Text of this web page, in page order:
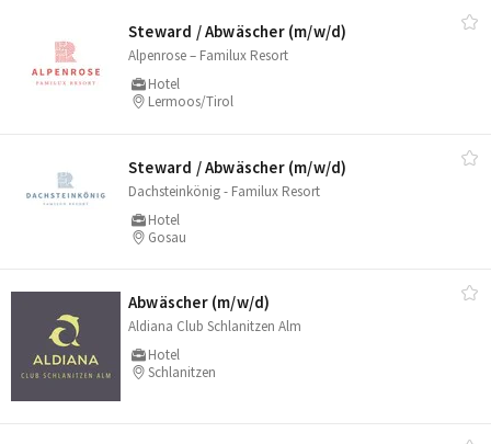
Steward /​ Abwäscher (m/​w/​d)
Alpenrose – Familux Resort
Hotel
Lermoos/Tirol
Steward /​ Abwäscher (m/​w/​d)
Dachsteinkönig - Familux Resort
Hotel
Gosau
Abwäscher (m/​w/​d)
Aldiana Club Schlanitzen Alm
Hotel
Schlanitzen